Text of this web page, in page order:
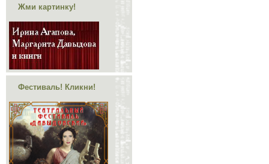
Жми картинку!
Фестиваль! Кликни!